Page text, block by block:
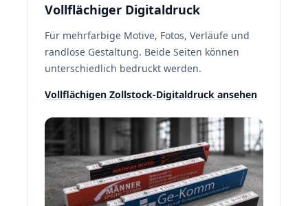
Vollflächiger Digitaldruck
Für mehrfarbige Motive, Fotos, Verläufe und
randlose Gestaltung. Beide Seiten können
unterschiedlich bedruckt werden.
Vollflächigen Zollstock-Digitaldruck ansehen